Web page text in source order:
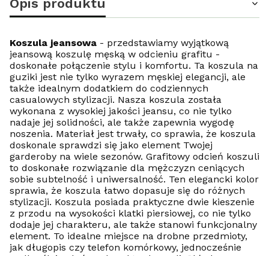
Koszula jeansowa - przedstawiamy wyjątkową
jeansową koszulę męską w odcieniu grafitu -
doskonałe połączenie stylu i komfortu. Ta koszula na
guziki jest nie tylko wyrazem męskiej elegancji, ale
także idealnym dodatkiem do codziennych
casualowych stylizacji. Nasza koszula została
wykonana z wysokiej jakości jeansu, co nie tylko
nadaje jej solidności, ale także zapewnia wygodę
noszenia. Materiał jest trwały, co sprawia, że koszula
doskonale sprawdzi się jako element Twojej
garderoby na wiele sezonów. Grafitowy odcień koszuli
to doskonałe rozwiązanie dla mężczyzn ceniących
sobie subtelność i uniwersalność. Ten elegancki kolor
sprawia, że koszula łatwo dopasuje się do różnych
stylizacji. Koszula posiada praktyczne dwie kieszenie
z przodu na wysokości klatki piersiowej, co nie tylko
dodaje jej charakteru, ale także stanowi funkcjonalny
element. To idealne miejsce na drobne przedmioty,
jak długopis czy telefon komórkowy, jednocześnie